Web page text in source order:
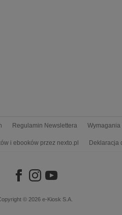
Regulamin Newslettera Wymagania
i ebooków przez nexto.pl Deklaracja
© 2026 e-Kiosk S.A.